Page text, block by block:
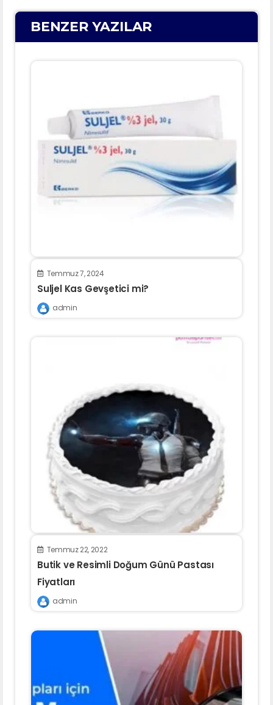
BENZER YAZILAR
Temmuz 7, 2024
Suljel Kas Gevşetici mi?
admin
Temmuz 22, 2022
Butik ve Resimli Doğum Günü Pastası
Fiyatları
admin